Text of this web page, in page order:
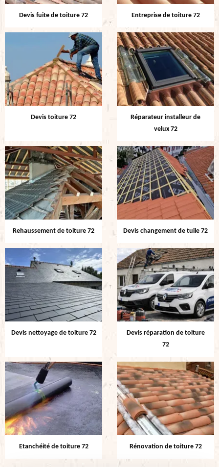
Devis fuite de toiture 72 Entreprise de toiture 72
Devis toiture 72
Réparateur installeur de
velux 72
Rehaussement de toiture 72 Devis changement de tuile 72
Devis nettoyage de toiture 72
Devis réparation de toiture
72
Etanchéité de toiture 72 Rénovation de toiture 72